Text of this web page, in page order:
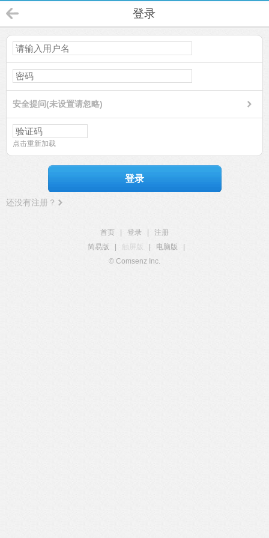
登录
安全提问(未设置请忽略)
点击重新加载
登录
还没有注册？
首页 登录
注册
简易版
触屏版 电脑版
© Comsenz Inc.